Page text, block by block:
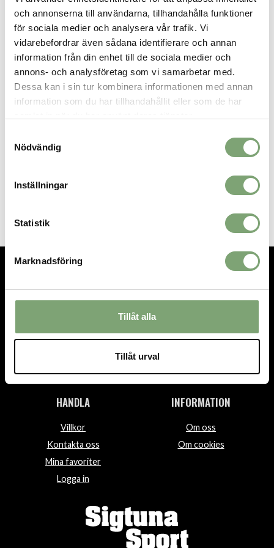
och annonserna till användarna, tillhandahålla funktioner
för sociala medier och analysera vår trafik. Vi
vidarebefordrar även sådana identifierare och annan
information från din enhet till de sociala medier och
annons- och analysföretag som vi samarbetar med.
Dessa kan i sin tur kombinera informationen med annan
information som du har tillhandahållit eller som de har
Nödvändig
Inställningar
Statistik
Marknadsföring
Tillåt alla
Tillåt urval
Varm tumhandske i teddyfleece.
Ullpile av 63% ull, 24% återvunnen polyamid och 13%
återvunnen polyester.
Värmande Primaloft Gold syntetfyllning med lätt dunkänsla.
Insida i mjuk borstad polyester.
Elastisk dragsko runt handleden.
Halvhög krage med kantband i stretchpolyamid.
SPARA SOM FAVORIT
Artikelnummer:
TEL.08-592 512 13
INFO@SIGTUNASPORT.SE
Stora Gatan 29, Sigtuna
Öppettider:
HANDLA
Villkor
Kontakta oss
Mina favoriter
Logga in
INFORMATION
Om oss
Om cookies